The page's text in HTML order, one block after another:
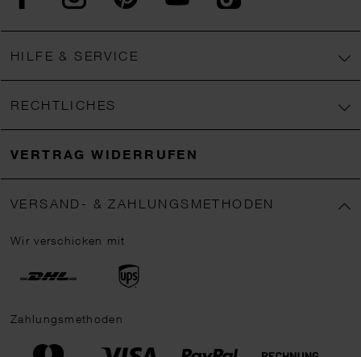
HILFE & SERVICE
RECHTLICHES
VERTRAG WIDERRUFEN
VERSAND- & ZAHLUNGSMETHODEN
Wir verschicken mit
Zahlungsmethoden